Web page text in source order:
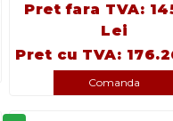
Pret fara TVA:
Lei
Pret cu TVA:
Comanda